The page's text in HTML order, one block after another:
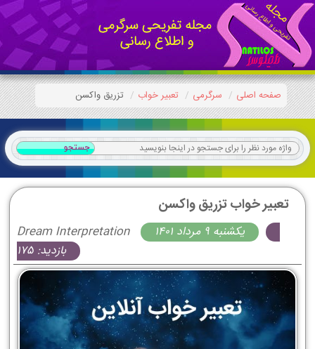
صفحه اصلی سرگرمی تعبیر خواب تزریق واکسن
تعبیر خواب تزریق واکسن
Dream Interpretation
يكشنبه 9 مرداد 1401
بازدید: 175